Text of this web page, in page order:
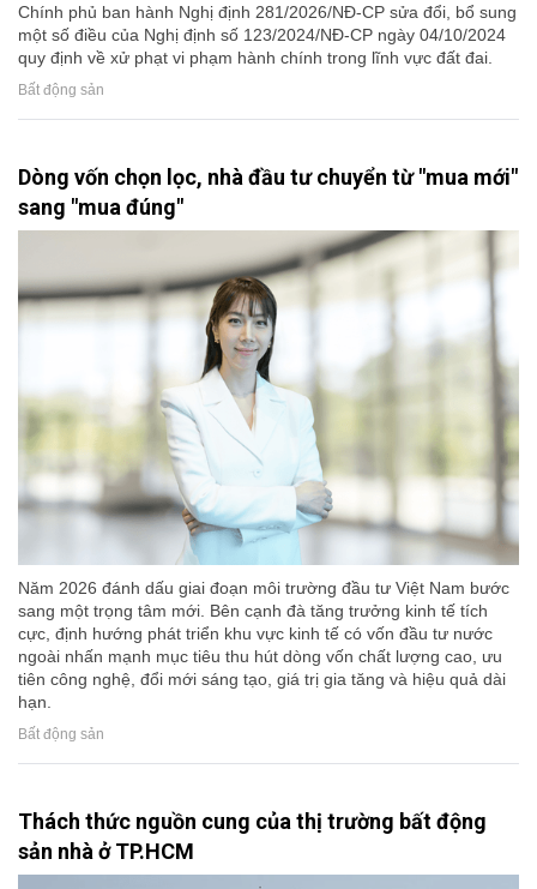
Chính phủ ban hành Nghị định 281/2026/NĐ-CP sửa đổi, bổ sung
một số điều của Nghị định số 123/2024/NĐ-CP ngày 04/10/2024
quy định về xử phạt vi phạm hành chính trong lĩnh vực đất đai.
Bất động sản
Dòng vốn chọn lọc, nhà đầu tư chuyển từ "mua mới"
sang "mua đúng"
Năm 2026 đánh dấu giai đoạn môi trường đầu tư Việt Nam bước
sang một trọng tâm mới. Bên cạnh đà tăng trưởng kinh tế tích
cực, định hướng phát triển khu vực kinh tế có vốn đầu tư nước
ngoài nhấn mạnh mục tiêu thu hút dòng vốn chất lượng cao, ưu
tiên công nghệ, đổi mới sáng tạo, giá trị gia tăng và hiệu quả dài
hạn.
Bất động sản
Thách thức nguồn cung của thị trường bất động
sản nhà ở TP.HCM